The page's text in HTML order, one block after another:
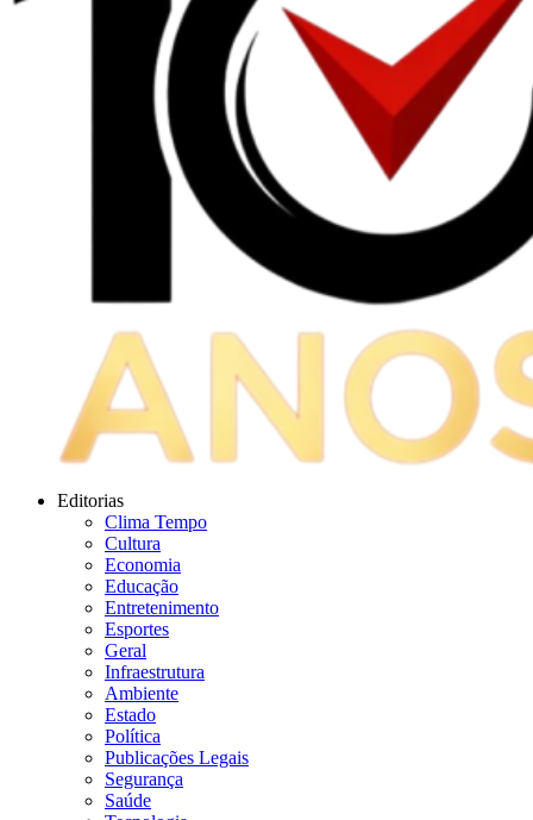
Editorias
Clima Tempo
Cultura
Economia
Educação
Entretenimento
Esportes
Geral
Infraestrutura
Ambiente
Estado
Política
Publicações Legais
Segurança
Saúde